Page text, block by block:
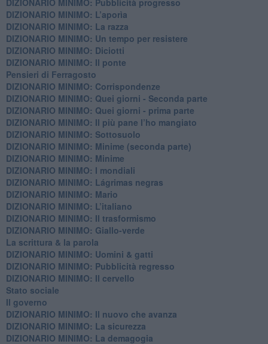
DIZIONARIO MINIMO: L’aporìa
DIZIONARIO MINIMO: La razza
DIZIONARIO MINIMO: Un tempo per resistere
DIZIONARIO MINIMO: Diciotti
DIZIONARIO MINIMO: Il ponte
Pensieri di Ferragosto
DIZIONARIO MINIMO: Corrispondenze
DIZIONARIO MINIMO: Quei giorni - Seconda parte
DIZIONARIO MINIMO: Quei giorni - prima parte
DIZIONARIO MINIMO: Il più pane l’ho mangiato
DIZIONARIO MINIMO: Sottosuolo
DIZIONARIO MINIMO: Minime (seconda parte)
DIZIONARIO MINIMO: Minime
DIZIONARIO MINIMO: ​I mondiali
DIZIONARIO MINIMO: ​Lágrimas negras
DIZIONARIO MINIMO: Mario
DIZIONARIO MINIMO: L’italiano
DIZIONARIO MINIMO: Il trasformismo
DIZIONARIO MINIMO: Giallo-verde
La scrittura & la parola
​DIZIONARIO MINIMO: Uomini & gatti
DIZIONARIO MINIMO: ​Pubblicità regresso
DIZIONARIO MINIMO: Il cervello
Stato sociale
Il governo
DIZIONARIO MINIMO: Il nuovo che avanza
DIZIONARIO MINIMO: La sicurezza
DIZIONARIO MINIMO: La demagogia